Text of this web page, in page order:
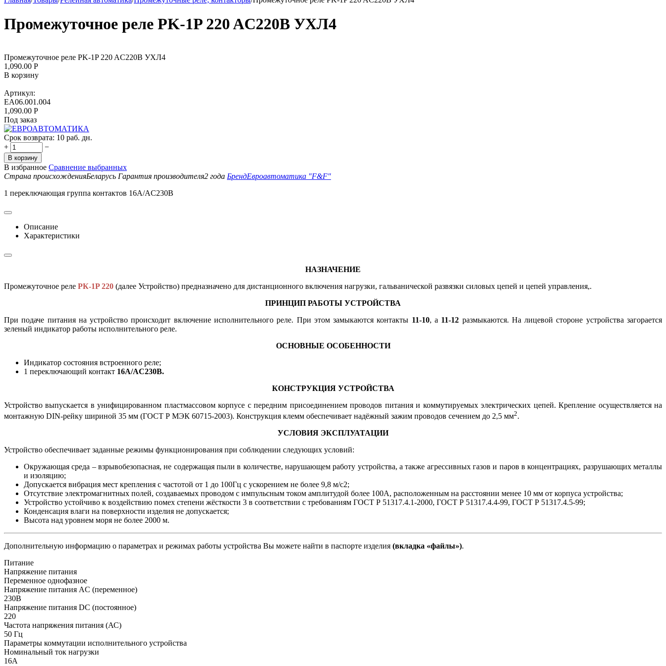
Промежуточное реле PK-1P 220 AC220B УХЛ4
Промежуточное реле PK-1P 220 AC220B УХЛ4
1,090.00 Р
В корзину
Артикул:
EA06.001.004
1,090.00 Р
Под заказ
Срок возврата: 10 раб. дн.
+
−
В корзину
В избранное Сравнение выбранных
Страна происхожденияБеларусь Гарантия производителя2 года БрендЕвроавтоматика "F&F"
1 переключающая группа контактов 16А/AC230В
Описание
Характеристики
НАЗНАЧЕНИЕ
Промежуточное реле РК-1P 220 (далее Устройство) предназначено для дистанционного включения нагрузки, гальванической развязки силовых цепей и цепей управления,.
ПРИНЦИП РАБОТЫ УСТРОЙСТВА
При подаче питания на устройство происходит включение исполнительного реле. При этом замыкаются контакты 11-10, а 11-12 размыкаются. На лицевой стороне устройства загорается
зеленый индикатор работы исполнительного реле.
ОСНОВНЫЕ ОСОБЕННОСТИ
Индикатор состояния встроенного реле;
1 переключающий контакт 16А/AC230В.
КОНСТРУКЦИЯ УСТРОЙСТВА
Устройство выпускается в унифицированном пластмассовом корпусе с передним присоединением проводов питания и коммутируемых электрических цепей. Крепление осуществляется на
монтажную DIN-рейку шириной 35 мм (ГОСТ Р МЭК 60715-2003). Конструкция клемм обеспечивает надёжный зажим проводов сечением до 2,5 мм2.
УСЛОВИЯ ЭКСПЛУАТАЦИИ
Устройство обеспечивает заданные режимы функционирования при соблюдении следующих условий:
Окружающая среда – взрывобезопасная, не содержащая пыли в количестве, нарушающем работу устройства, а также агрессивных газов и паров в концентрациях, разрушающих металлы
и изоляцию;
Допускается вибрация мест крепления с частотой от 1 до 100Гц с ускорением не более 9,8 м/с2;
Отсутствие электромагнитных полей, создаваемых проводом с импульсным током амплитудой более 100А, расположенным на расстоянии менее 10 мм от корпуса устройства;
Устройство устойчиво к воздействию помех степени жёсткости 3 в соответствии с требованиям ГОСТ Р 51317.4.1-2000, ГОСТ Р 51317.4.4-99, ГОСТ Р 51317.4.5-99;
Конденсация влаги на поверхности изделия не допускается;
Высота над уровнем моря не более 2000 м.
Дополнительную информацию о параметрах и режимах работы устройства Вы можете найти в паспорте изделия (вкладка «файлы»).
Питание
Напряжение питания
Переменное однофазное
Напряжение питания AC (переменное)
230В
Напряжение питания DC (постоянное)
220
Частота напряжения питания (АС)
50 Гц
Параметры коммутации исполнительного устройства
Номинальный ток нагрузки
16А